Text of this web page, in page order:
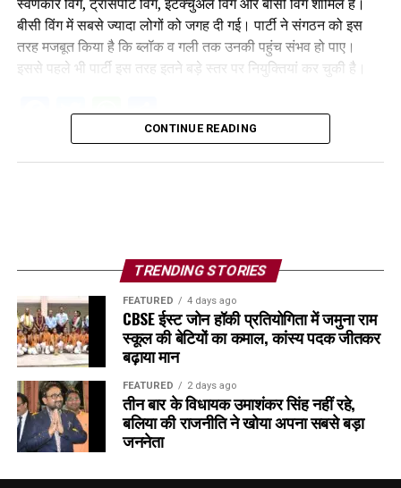
बीसी विंग में सबसे ज्यादा लोगों को जगह दी गई। पार्टी ने संगठन को इस
तरह मजबूत किया है कि ब्लॉक व गली तक उनकी पहुंच संभव हो पाए।
इससे पहले भी पार्टी इस तरह इतने बड़े स्तर पर नियुक्तियां कर चुकी है।
Facebook
Twitter
WhatsApp
Share
CONTINUE READING
TRENDING STORIES
FEATURED 4 days ago
CBSE ईस्ट जोन हॉकी प्रतियोगिता में जमुना राम
स्कूल की बेटियों का कमाल, कांस्य पदक जीतकर
बढ़ाया मान
FEATURED 2 days ago
तीन बार के विधायक उमाशंकर सिंह नहीं रहे,
बलिया की राजनीति ने खोया अपना सबसे बड़ा
जननेता